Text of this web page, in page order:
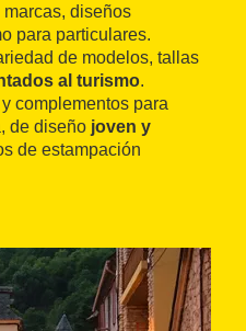
diseños
para particulares.
de modelos, tallas
al turismo.
complementos para
de diseño joven y
de estampación